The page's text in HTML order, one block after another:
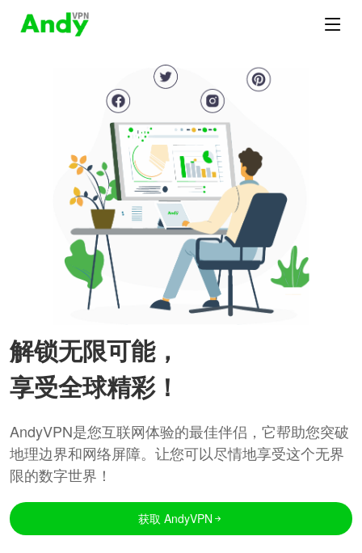
解锁无限可能，
享受全球精彩！
AndyVPN是您互联网体验的最佳伴侣，它帮助您突破
地理边界和网络屏障。让您可以尽情地享受这个无界
限的数字世界！
获取 AndyVPN